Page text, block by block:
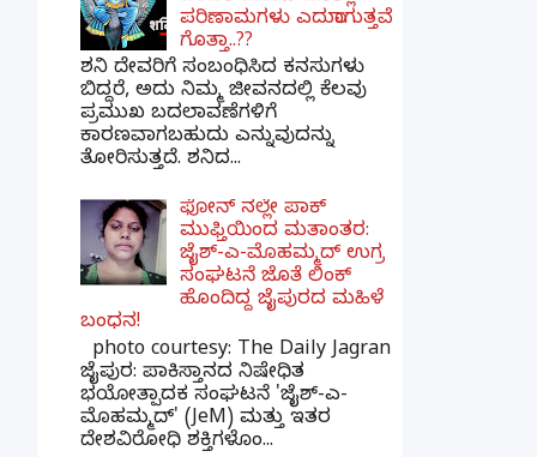
ಪರಿಣಾಮಗಳು ಎದುರಾಗುತ್ತವೆ
ಗೊತ್ತಾ..??
ಶನಿ ದೇವರಿಗೆ ಸಂಬಂಧಿಸಿದ ಕನಸುಗಳು
ಬಿದ್ದರೆ, ಅದು ನಿಮ್ಮ ಜೀವನದಲ್ಲಿ ಕೆಲವು
ಪ್ರಮುಖ ಬದಲಾವಣೆಗಳಿಗೆ
ಕಾರಣವಾಗಬಹುದು ಎನ್ನುವುದನ್ನು
ತೋರಿಸುತ್ತದೆ. ಶನಿದ...
ಫೋನ್ ನಲ್ಲೇ ಪಾಕ್
ಮುಫ್ತಿಯಿಂದ ಮತಾಂತರ:
ಜೈಶ್-ಎ-ಮೊಹಮ್ಮದ್ ಉಗ್ರ
ಸಂಘಟನೆ ಜೊತೆ ಲಿಂಕ್
ಹೊಂದಿದ್ದ ಜೈಪುರದ ಮಹಿಳೆ
ಬಂಧನ!
photo courtesy: The Daily Jagran
ಜೈಪುರ: ಪಾಕಿಸ್ತಾನದ ನಿಷೇಧಿತ
ಭಯೋತ್ಪಾದಕ ಸಂಘಟನೆ 'ಜೈಶ್-ಎ-
ಮೊಹಮ್ಮದ್' (JeM) ಮತ್ತು ಇತರ
ದೇಶವಿರೋಧಿ ಶಕ್ತಿಗಳೊಂ...